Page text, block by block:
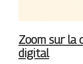
Zoom sur la
digital